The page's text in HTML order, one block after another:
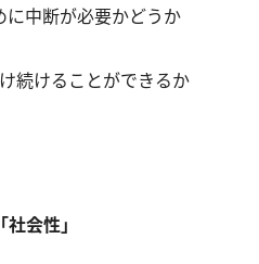
中断が必要かどうか
続けることができるか
「社会性」